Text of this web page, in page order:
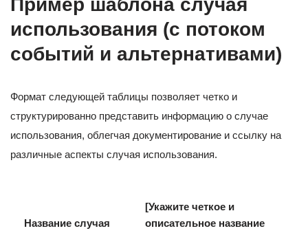
Пример шаблона случая
использования (с потоком
событий и альтернативами)
Формат следующей таблицы позволяет четко и
структурированно представить информацию о случае
использования, облегчая документирование и ссылку на
различные аспекты случая использования.
Название случая
[Укажите четкое и
описательное название